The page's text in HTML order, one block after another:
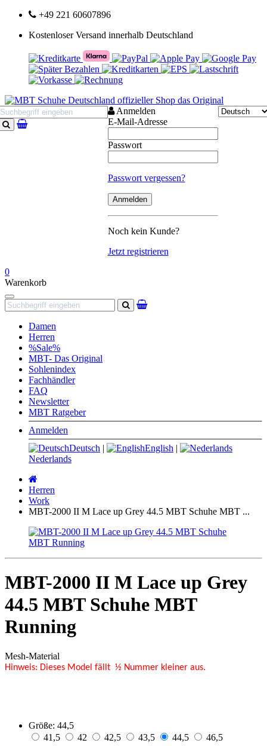
+49 221 60607896
Kostenloser Versand innerhalb Deutschland
Suchen
Anmelden
E-Mail-Adresse
Passwort
Passwort vergessen?
Noch kein Kunde?
Jetzt registrieren
0
Warenkorb
Navigation
Suchen
Damen
Herren
%Sale%
MBT- Das Original
Sohlenindex
Fachhändler
FAQ
Newsletter
MBT Ratgeber
Anmelden
Deutsch | English |
Nederlands
Herren
Work
MBT-2000 II M Lace up Grey 44.5 MBT Schuhe MBT ...
MBT-2000 II M Lace up Grey
44.5 MBT Schuhe MBT
Running
Mesh-Material
Hinweis: Dieses Model fällt ½ Nummer kleiner aus.
Größe: 44,5
41,5
42 42,5 43,5 44,5
46,5